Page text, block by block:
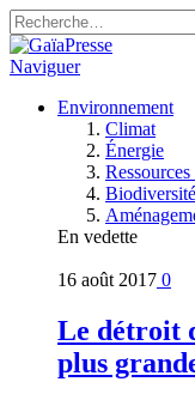
Naviguer
Environnement
Climat
Énergie
Biodiversité
En vedette
16 août 2017 0
Le détroit
plus